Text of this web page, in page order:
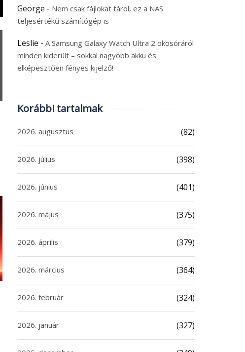
George - Nem csak fájlokat tárol, ez a NAS
teljesértékű számítógép is
Leslie - A Samsung Galaxy Watch Ultra 2 okosóráról
minden kiderült – sokkal nagyobb akku és
elképesztően fényes kijelző!
Korábbi tartalmak
2026. augusztus (82)
2026. július (398)
2026. június (401)
2026. május (375)
2026. április (379)
2026. március (364)
2026. február (324)
2026. január (327)